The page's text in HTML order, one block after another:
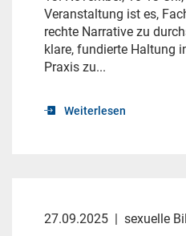
Veranstaltung ist es,
rechte Narrative zu
klare, fundierte Haltung
Praxis zu...
Weiterlesen
27.09.2025 | sexuelle